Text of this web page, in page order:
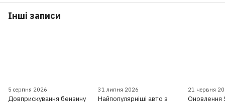
Інші записи
5 серпня 2026
Довприскування бензину
31 липня 2026
Найпопулярніші авто з
21 червня
Оновлення